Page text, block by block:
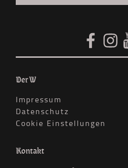
Der W
Impressum
Datenschutz
Cookie Einstellungen
Kontakt